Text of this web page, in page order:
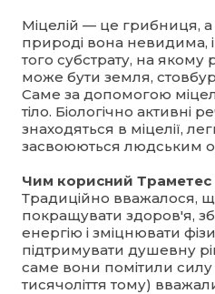
Міцелій — це грибниця, а
природі вона невидима,
того субстрату, на якому
може бути земля,
Саме за допомогою
тіло. Біологічно активні
знаходяться в міцелії,
засвоюються людським
Чим корисний Траметес
Традиційно вважалося,
покращувати здоров'я,
енергію і зміцнювати
підтримувати душевну
саме вони помітили
тисячоліття тому)